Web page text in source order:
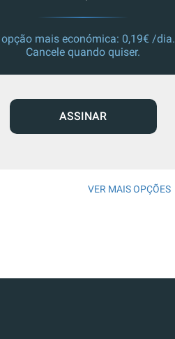
mais económica: 0,19€ /dia.
Cancele quando quiser.
ASSINAR
VER MAIS OPÇÕES